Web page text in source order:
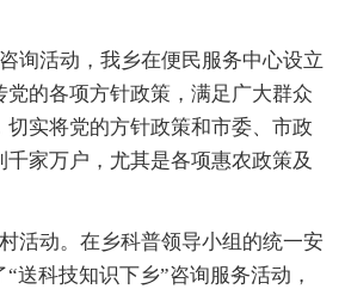
询活动，我乡在便民服务中心设立
党的各项方针政策，满足广大群众
切实将党的方针政策和市委、市政
家万户，尤其是各项惠农政策及
活动。在乡科普领导小组的统一安
送科技知识下乡”咨询服务活动，